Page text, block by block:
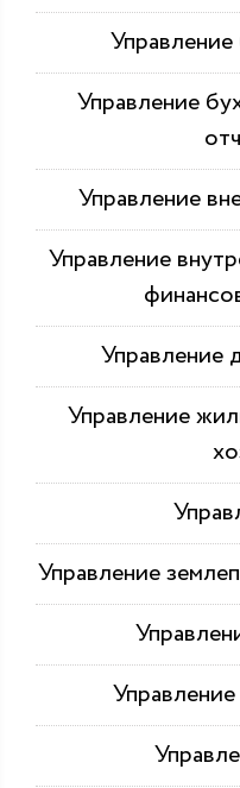
Управление
Управление
Управление
Управление
Управление
Управление